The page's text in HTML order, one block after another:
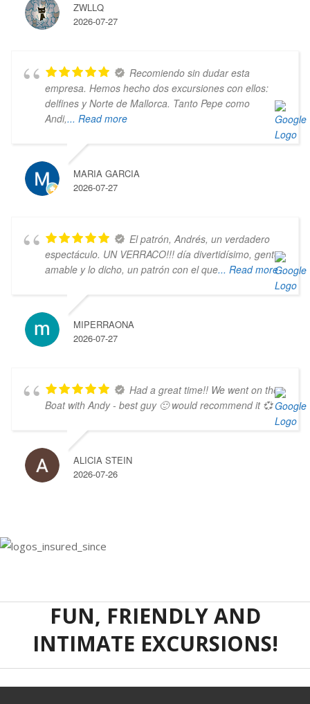
ZWLLQ
2026-07-27
Recomiendo sin dudar esta
empresa. Hemos hecho dos excursiones con ellos:
delfines y Norte de Mallorca. Tanto Pepe como
Andi,... Read more
MARIA GARCIA
2026-07-27
El patrón, Andrés, un verdadero
espectáculo. UN VERRACO!!! día divertidísimo, gente
amable y lo dicho, un patrón con el que... Read more
MIPERRAONA
2026-07-27
Had a great time!! We went on the
Boat with Andy - best guy 🙂 would recommend it 💞
ALICIA STEIN
2026-07-26
FUN, FRIENDLY AND
INTIMATE EXCURSIONS!